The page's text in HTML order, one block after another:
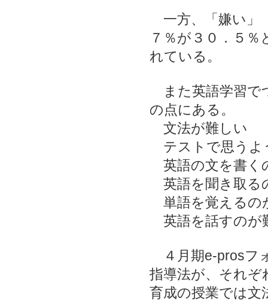
一方、「嫌い」
７％が３０．５
れている。
また英語学習で
の点にある。
文法が
テストで思うよ
英語の文を書
英語を聞き取
単語を覚え
英語を話す
４月期e-prosフ
指導法が、それぞ
育成の授業では文